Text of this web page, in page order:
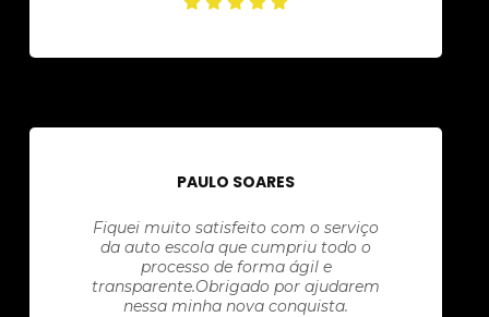
PAULO SOARES
Fiquei muito satisfeito com o serviço
da auto escola que cumpriu todo o
processo de forma ágil e
transparente.Obrigado por ajudarem
nessa minha nova conquista.